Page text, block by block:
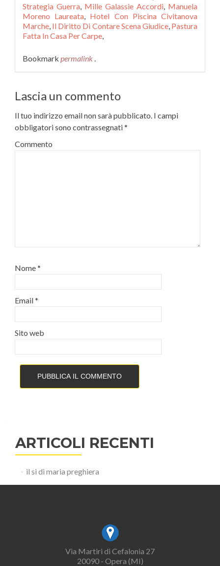
Strategia Guerra, Mille Galassie Accordi, Manuela
Moreno Laureata, Hotel Con Piscina Civitanova
Marche, Il Diritto Di Contare Scena Giudice, Pastura
Fatta In Casa Per Carpe,
Bookmark permalink .
Lascia un commento
Il tuo indirizzo email non sarà pubblicato. I campi
obbligatori sono contrassegnati*
Commento
Nome*
Email*
Sito web
ARTICOLI RECENTI
il si di maria preghiera
Via Martiri di Cefalonia 27
20090 - Opera (MI)